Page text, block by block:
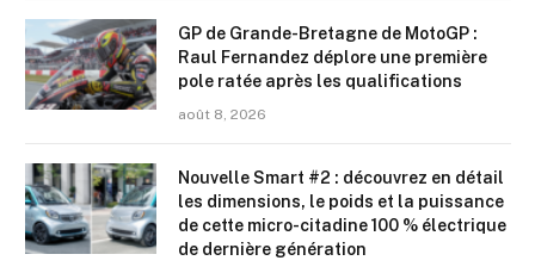
GP de Grande-Bretagne de MotoGP :
Raul Fernandez déplore une première
pole ratée après les qualifications
août 8, 2026
Nouvelle Smart #2 : découvrez en détail
les dimensions, le poids et la puissance
de cette micro-citadine 100 % électrique
de dernière génération